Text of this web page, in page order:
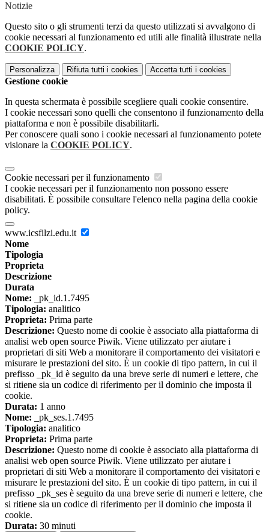
Notizie
Questo sito o gli strumenti terzi da questo utilizzati si avvalgono di
cookie necessari al funzionamento ed utili alle finalità illustrate nella
COOKIE POLICY.
Personalizza Rifiuta tutti i cookies Accetta tutti i cookies
Gestione cookie
In questa schermata è possibile scegliere quali cookie consentire.
I cookie necessari sono quelli che consentono il funzionamento della
piattaforma e non è possibile disabilitarli.
Per conoscere quali sono i cookie necessari al funzionamento potete
visionare la COOKIE POLICY.
Cookie necessari per il funzionamento
I cookie necessari per il funzionamento non possono essere
disabilitati. È possibile consultare l'elenco nella pagina della cookie
policy.
www.icsfilzi.edu.it
Nome
Tipologia
Proprieta
Descrizione
Durata
Nome: _pk_id.1.7495
Tipologia: analitico
Proprieta: Prima parte
Descrizione: Questo nome di cookie è associato alla piattaforma di
analisi web open source Piwik. Viene utilizzato per aiutare i
proprietari di siti Web a monitorare il comportamento dei visitatori e
misurare le prestazioni del sito. È un cookie di tipo pattern, in cui il
prefisso _pk_id è seguito da una breve serie di numeri e lettere, che
si ritiene sia un codice di riferimento per il dominio che imposta il
cookie.
Durata: 1 anno
Nome: _pk_ses.1.7495
Tipologia: analitico
Proprieta: Prima parte
Descrizione: Questo nome di cookie è associato alla piattaforma di
analisi web open source Piwik. Viene utilizzato per aiutare i
proprietari di siti Web a monitorare il comportamento dei visitatori e
misurare le prestazioni del sito. È un cookie di tipo pattern, in cui il
prefisso _pk_ses è seguito da una breve serie di numeri e lettere, che
si ritiene sia un codice di riferimento per il dominio che imposta il
cookie.
Durata: 30 minuti